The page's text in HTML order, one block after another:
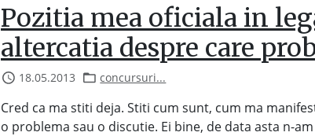
Pozitia mea oficiala in
altercatia despre care
18.05.2013 concursuri...
Cred ca ma stiti deja. Stiti cum sunt, cum ma
o problema sau o discutie. Ei bine, de data asta n-